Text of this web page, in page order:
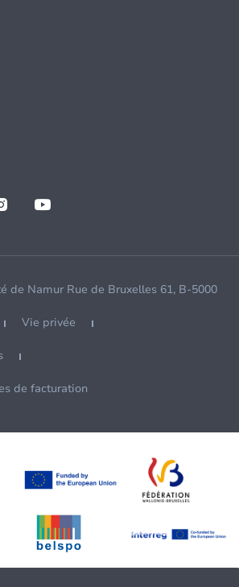
de Namur Rue de Bruxelles 61, B-5000
Vie privée
de facturation